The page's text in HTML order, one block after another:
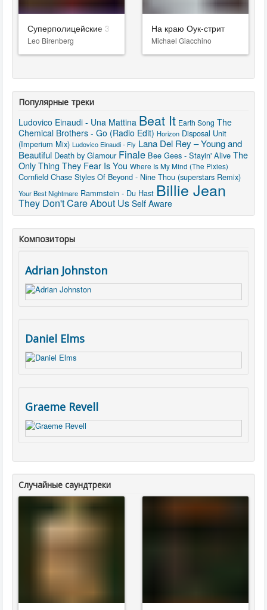
Суперполицейские 3
Leo Birenberg
На краю Оук-стрит
Michael Giacchino
Популярные треки
Ludovico Einaudi - Una Mattina Beat It Earth Song The
Chemical Brothers - Go (Radio Edit) Horizon Disposal Unit
(Imperium Mix) Ludovico Einaudi - Fly Lana Del Rey – Young and
Beautiful Death by Glamour Finale Bee Gees - Stayin' Alive The
Only Thing They Fear Is You Where Is My Mind (The Pixies)
Cornfield Chase Styles Of Beyond - Nine Thou (superstars Remix)
Your Best Nightmare Rammstein - Du Hast Billie Jean
They Don't Care About Us Self Aware
Композиторы
Adrian Johnston
Daniel Elms
Graeme Revell
Случайные саундтреки